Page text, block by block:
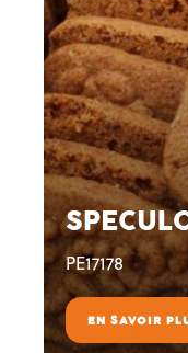
PE17178
EN SAVOIR